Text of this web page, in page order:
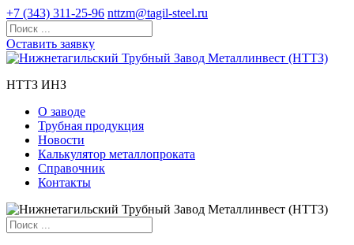
+7 (343) 311-25-96 nttzm@tagil-steel.ru
Оставить заявку
НТТЗ ИНЗ
О заводе
Трубная продукция
Новости
Калькулятор металлопроката
Справочник
Контакты